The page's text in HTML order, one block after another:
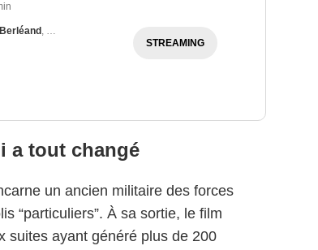
, Shu Qi
STREAMING
a tout changé
un ancien militaire des forces
“particuliers”. À sa sortie, le film
suites ayant généré plus de 200